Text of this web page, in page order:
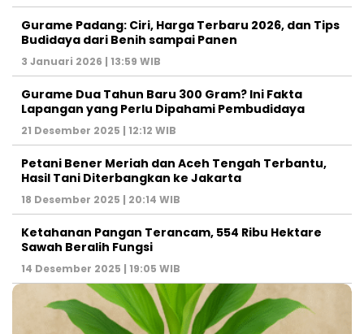
Gurame Padang: Ciri, Harga Terbaru 2026, dan Tips
Budidaya dari Benih sampai Panen
3 Januari 2026 | 13:59 WIB
Gurame Dua Tahun Baru 300 Gram? Ini Fakta
Lapangan yang Perlu Dipahami Pembudidaya
21 Desember 2025 | 12:12 WIB
Petani Bener Meriah dan Aceh Tengah Terbantu,
Hasil Tani Diterbangkan ke Jakarta
18 Desember 2025 | 20:14 WIB
Ketahanan Pangan Terancam, 554 Ribu Hektare
Sawah Beralih Fungsi
14 Desember 2025 | 19:05 WIB